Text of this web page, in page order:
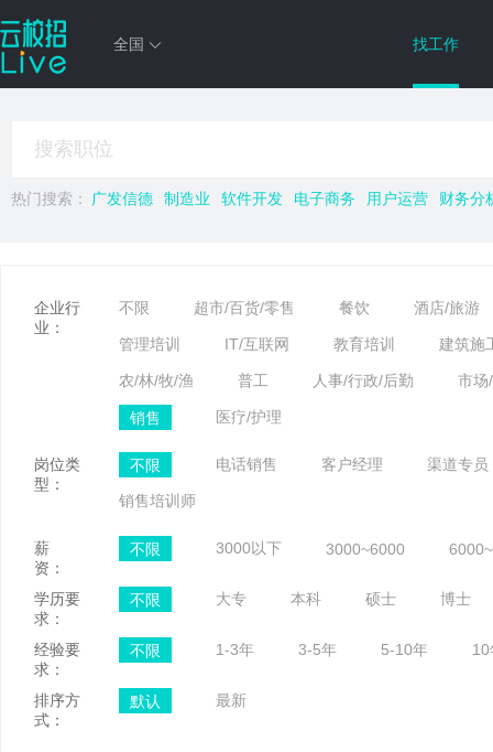
全国 找工作
热门搜索： 广发信德 制造业 软件开发 电子商务 用户运营 财务分
企业行
业：
不限 超市/百货/零售 餐饮 酒店/旅游
管理培训 IT/互联网 教育培训 建筑施
农/林/牧/渔 普工 人事/行政/后勤 市场
销售 医疗/护理
岗位类
型：
不限 电话销售 客户经理 渠道专员
销售培训师
薪
资：
不限 3000以下 3000~6000
学历要
求：
不限 大专 本科 硕士 博士
经验要
求：
不限 1-3年 3-5年 5-10年 10
排序方
式：
默认 最新